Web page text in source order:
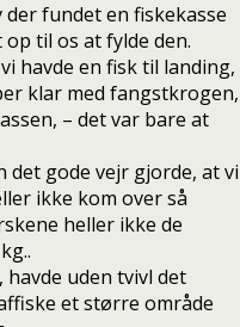
fundet en fiskekasse
til os at fylde den.
havde en fisk til landing,
klar med fangstkrogen,
– det var bare at
det gode vejr gjorde, at vi
ikke kom over så
heller ikke de
havde uden tvivl det
et større område